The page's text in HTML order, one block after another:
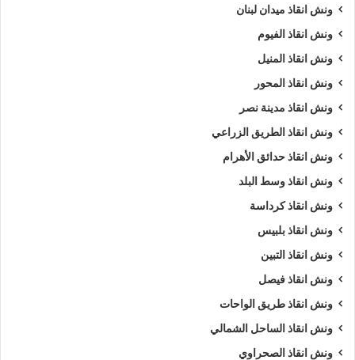
ونش انقاذ ميدان لبنان
ونش انقاذ الفيوم
ونش انقاذ المنيل
ونش انقاذ المحور
ونش انقاذ مدينة نصر
ونش انقاذ الطريق الزراعي
ونش انقاذ حدائق الأهرام
ونش انقاذ وسط البلد
ونش انقاذ كرداسة
ونش انقاذ بلبيس
ونش انقاذ التبين
ونش انقاذ فيصل
ونش انقاذ طريق الواحات
ونش انقاذ الساحل الشمالي
ونش انقاذ الصحراوي